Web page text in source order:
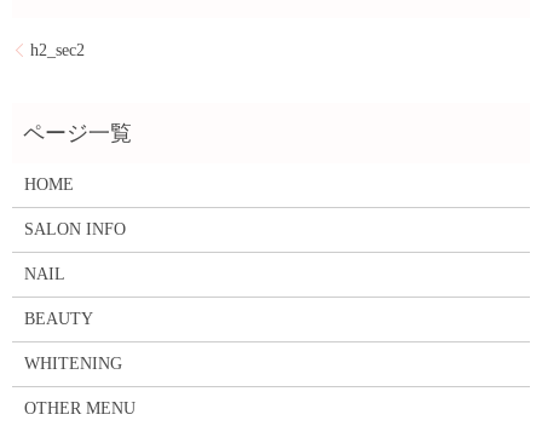
h2_sec2
HOME
SALON INFO
NAIL
BEAUTY
WHITENING
OTHER MENU